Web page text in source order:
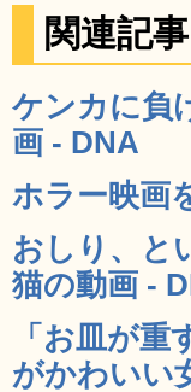
関連記事
ケンカに負
画 - DNA
ホラー映画
おしり、と
猫の動画 -
「お皿が
がかわいい